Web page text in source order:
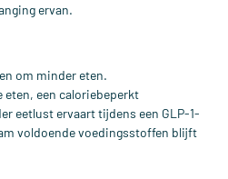
ervan.
om minder eten.
eten, een caloriebeperkt
eetlust ervaart tijdens een GLP-1-
voldoende voedingsstoffen blijft